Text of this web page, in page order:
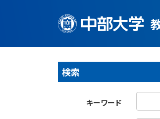
検索
キーワード